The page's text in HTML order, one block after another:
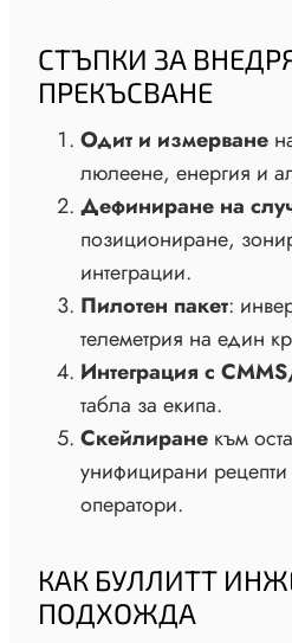
СТЪПКИ ЗА
ПРЕКЪСВАНЕ
Одит и измерване
люлеене, енергия и
Дефиниране на
позициониране,
интеграции.
Пилотен пакет:
телеметрия на един
Интеграция с
табла за екипа.
Скейлиране към
унифицирани
оператори.
КАК БУЛЛИТТ
ПОДХОЖДА